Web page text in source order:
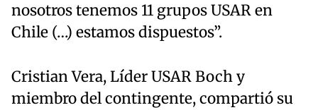
nosotros tenemos 11 grupos USAR en
Chile (…) estamos dispuestos”.
Cristian Vera, Líder USAR Boch y
miembro del contingente, compartió su